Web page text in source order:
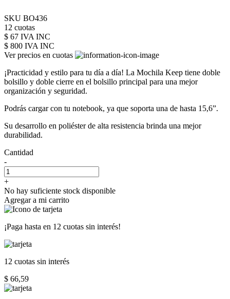
SKU BO436
12 cuotas
$ 67 IVA INC
$ 800 IVA INC
Ver precios en cuotas
¡Practicidad y estilo para tu día a día! La Mochila Keep tiene doble
bolsillo y doble cierre en el bolsillo principal para una mejor
organización y seguridad.
Podrás cargar con tu notebook, ya que soporta una de hasta 15,6”.
Su desarrollo en poliéster de alta resistencia brinda una mejor
durabilidad.
Cantidad
-
+
No hay suficiente stock disponible
Agregar a mi carrito
¡Paga hasta en 12 cuotas sin interés!
12 cuotas sin interés
$ 66,59